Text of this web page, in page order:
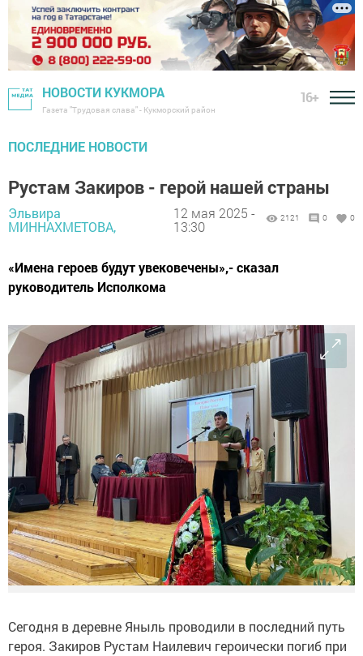
НОВОСТИ КУКМОРА
Газета "Трудовая слава" - Кукморский район
16+
ПОСЛЕДНИЕ НОВОСТИ
Рустам Закиров - герой нашей страны
Эльвира
МИННАХМЕТОВА,
12 мая 2025 -
13:30
2121 0 0
«Имена героев будут увековечены»,- сказал
руководитель Исполкома
Сегодня в деревне Яныль проводили в последний путь
героя. Закиров Рустам Наилевич героически погиб при